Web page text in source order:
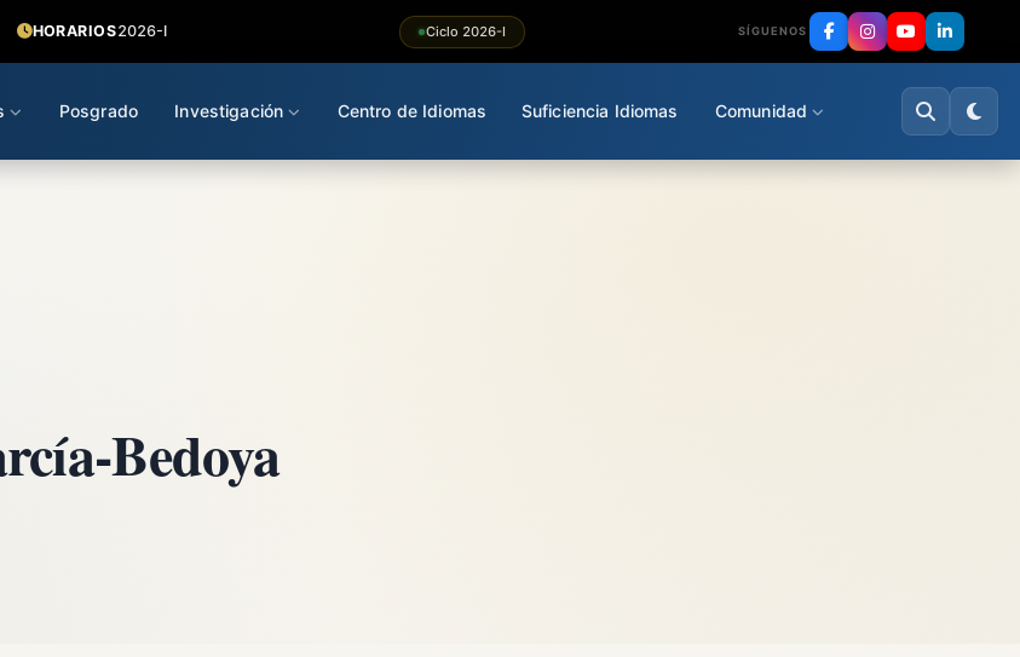
HORARIOS2026-I Ciclo 2026-I SÍGUENOS
Posgrado Investigación Centro de Idiomas Suficiencia Idiomas Comunidad
Bedoya